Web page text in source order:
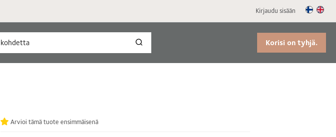
Kirjaudu sisään
Korisi on tyhjä.
Arvioi tämä tuote ensimmäisenä